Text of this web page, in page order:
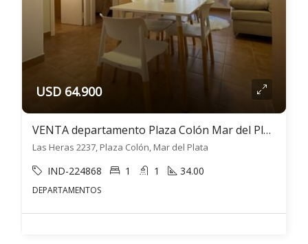
USD 64.900
VENTA departamento Plaza Colón Mar del Plata 2 ambientes
Las Heras 2237, Plaza Colón, Mar del Plata
IND-224868 1 1 34.00
DEPARTAMENTOS